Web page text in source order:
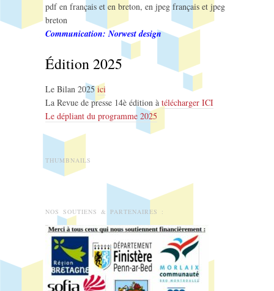
pdf en français et en breton, en jpeg français et jpeg
breton
Communication: Norwest design
Édition 2025
Le Bilan 2025ici
La Revue de presse 14è édition à télécharger ICI
Le dépliant du programme 2025
THUMBNAILS
NOS SOUTIENS & PARTENAIRES :